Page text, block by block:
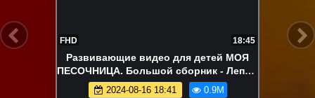
FHD 22:15
Ам Ням в поиске вкусняшек!
Развивающие видео про игрушки
2024-08-12 18:04 840.0K